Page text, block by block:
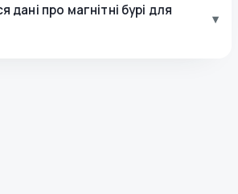
дані про магнітні бурі для
▾